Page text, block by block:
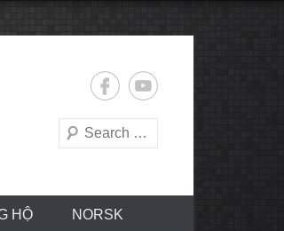
Search
HỘ NORSK